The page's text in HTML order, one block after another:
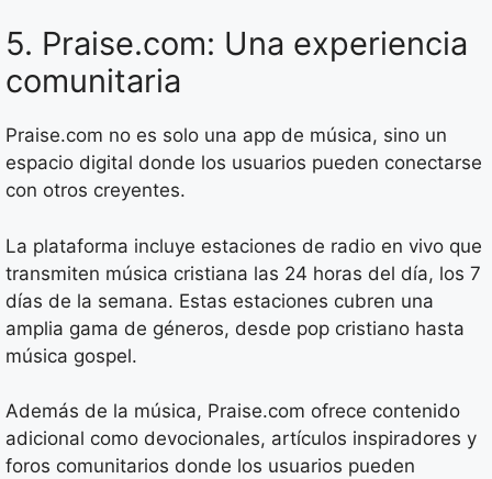
5. Praise.com: Una experiencia
comunitaria
Praise.com no es solo una app de música, sino un
espacio digital donde los usuarios pueden conectarse
con otros creyentes.
La plataforma incluye estaciones de radio en vivo que
transmiten música cristiana las 24 horas del día, los 7
días de la semana. Estas estaciones cubren una
amplia gama de géneros, desde pop cristiano hasta
música gospel.
Además de la música, Praise.com ofrece contenido
adicional como devocionales, artículos inspiradores y
foros comunitarios donde los usuarios pueden